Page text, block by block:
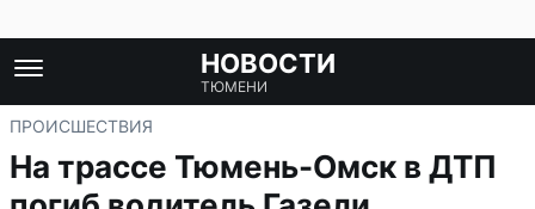
НОВОСТИ
ТЮМЕНИ
ПРОИСШЕСТВИЯ
На трассе Тюмень-Омск в ДТП